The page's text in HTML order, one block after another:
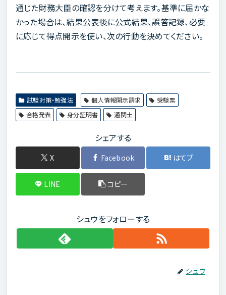
通じた財務大臣の確認を分けて考えます。基準に届かな
かった場合は、結果公表後に公式結果、誤答記録、必要
に応じて得点開示を使い、次の行動を決めてください。
試験対策・勉強法 個人情報開示請求
受験票
合格発表
身分証明書 通関士
シェアする
X Facebook はてブ
LINE コピー
シュウをフォローする
シュウ